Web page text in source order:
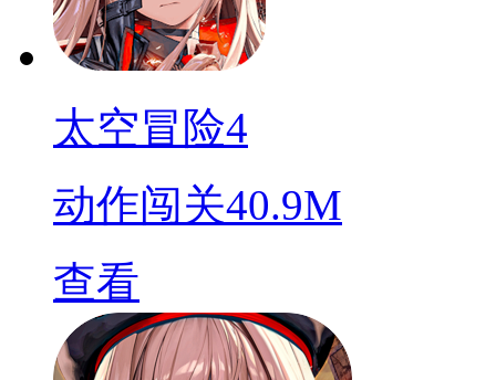
太空冒险4
动作闯关40.9M
查看